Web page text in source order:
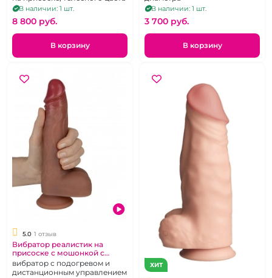
В наличии: 1 шт.
8 800 pуб.
В корзину
В наличии: 1 шт.
3 700 pуб.
В корзину
5.0 1 отзыв
Вибратор реалистик на
присоске с мошонкой с
эффектом пенетрации
"Отбойный молоток"
вибратор с подогревом и
дистанционным управлением
ХИТ